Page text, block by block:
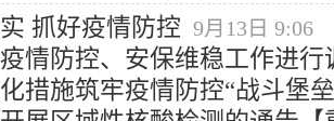
9月14日 10:15
抓好疫情防控 9月13日 9:06
情防控、安保维稳工作进行
措施筑牢疫情防控“战斗堡